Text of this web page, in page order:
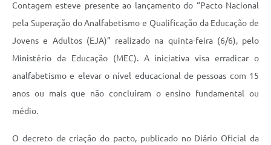
Contagem esteve presente ao lançamento do “Pacto Nacional
pela Superação do Analfabetismo e Qualificação da Educação de
Jovens e Adultos (EJA)” realizado na quinta-feira (6/6), pelo
Ministério da Educação (MEC). A iniciativa visa erradicar o
analfabetismo e elevar o nível educacional de pessoas com 15
anos ou mais que não concluíram o ensino fundamental ou
médio.
O decreto de criação do pacto, publicado no Diário Oficial da